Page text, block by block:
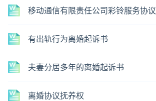
移动通信有限责任公司彩铃服务协议
有出轨行为离婚起诉书
夫妻分居多年的离婚起诉书
离婚协议抚养权